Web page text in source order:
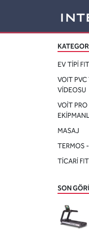
EV TİPİ
VOIT PVC
VİDEOSU
VOİT PRO
MASAJ
TERMOS
TİCARİ
SON